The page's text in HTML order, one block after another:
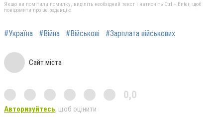
Якщо ви помітили помилку, виділіть необхідний текст і натисніть Ctrl + Enter, щоб
повідомити про це редакцію
#Україна #Війна #Військові #Зарплата військових
Сайт міста
0,0
Авторизуйтесь, щоб оцінити